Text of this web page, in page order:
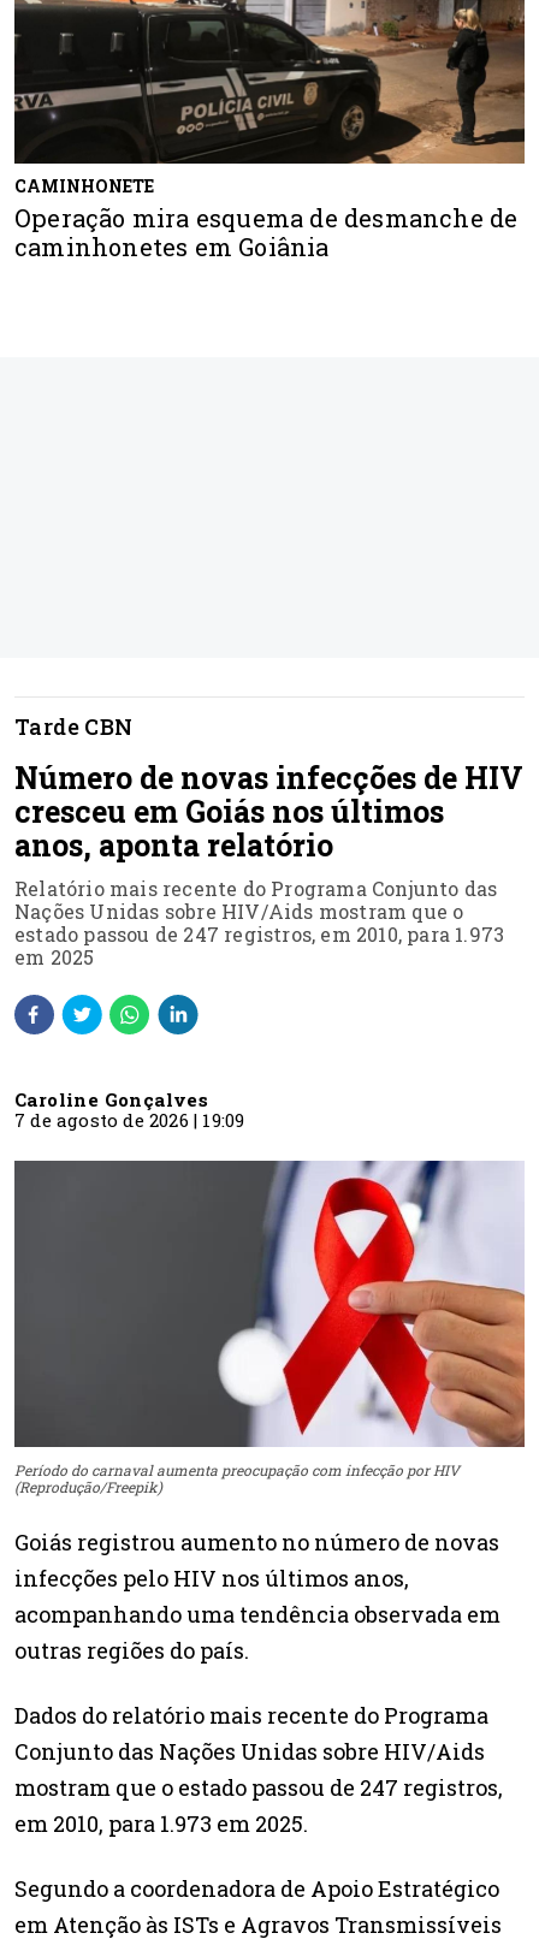
CAMINHONETE
Operação mira esquema de desmanche de
caminhonetes em Goiânia
Tarde CBN
Número de novas infecções de HIV
cresceu em Goiás nos últimos
anos, aponta relatório
Relatório mais recente do Programa Conjunto das
Nações Unidas sobre HIV/Aids mostram que o
estado passou de 247 registros, em 2010, para 1.973
em 2025
Caroline Gonçalves
7 de agosto de 2026 | 19:09
Período do carnaval aumenta preocupação com infecção por HIV
(Reprodução/Freepik)
Goiás registrou aumento no número de novas
infecções pelo HIV nos últimos anos,
acompanhando uma tendência observada em
outras regiões do país.
Dados do relatório mais recente do Programa
Conjunto das Nações Unidas sobre HIV/Aids
mostram que o estado passou de 247 registros,
em 2010, para 1.973 em 2025.
Segundo a coordenadora de Apoio Estratégico
em Atenção às ISTs e Agravos Transmissíveis